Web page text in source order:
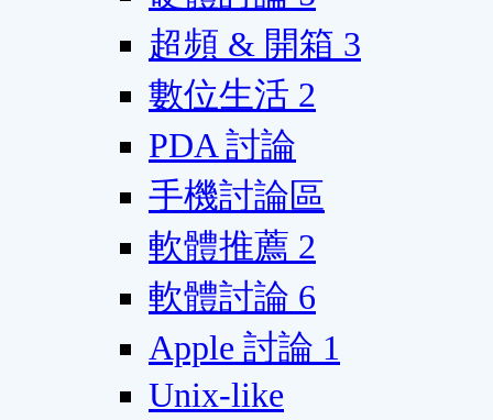
超頻 & 開箱 3
數位生活 2
PDA 討論
手機討論區
軟體推薦 2
軟體討論 6
Apple 討論 1
Unix-like